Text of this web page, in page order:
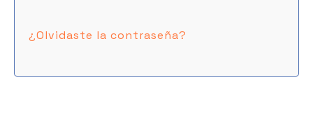
¿Olvidaste la contraseña?